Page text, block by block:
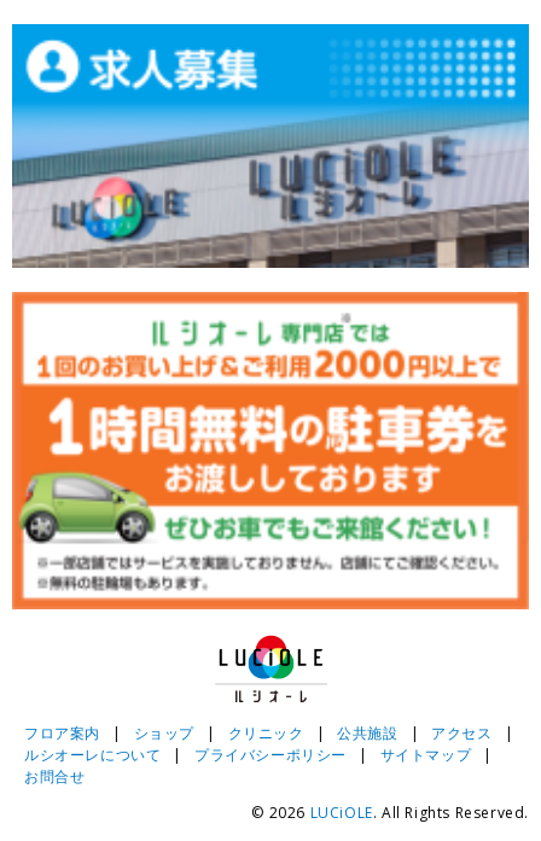
フロア案内 | ショップ | クリニック | 公共施設 | アクセス
|
ルシオーレについて
| プライバシーポリシー | サイトマップ
|
お問合せ
© 2026 LUCiOLE. All Rights Reserved.